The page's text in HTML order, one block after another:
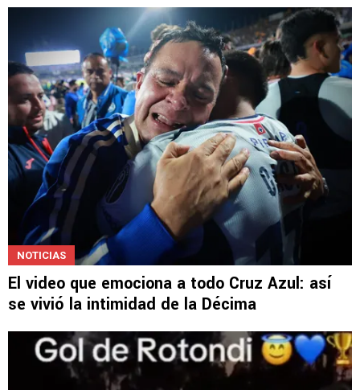
Tres figuras de Cruz Azul en el XI ideal del
Clausura 2026
El video que emociona a todo Cruz Azul: así
se vivió la intimidad de la Décima